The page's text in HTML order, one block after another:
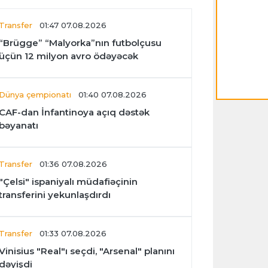
01:47 07.08.2026
“Malyorka”nın futbolçusu
12 milyon avro ödəyəcək
çempionatı 01:40 07.08.2026
dan İnfantinoya açıq dəstək
01:36 07.08.2026
ispaniyalı müdafiəçinin
yekunlaşdırdı
01:33 07.08.2026
"Real"ı seçdi, "Arsenal" planını